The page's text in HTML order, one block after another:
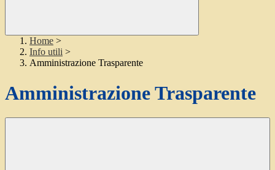
Home >
Info utili >
Amministrazione Trasparente
Amministrazione Trasparente